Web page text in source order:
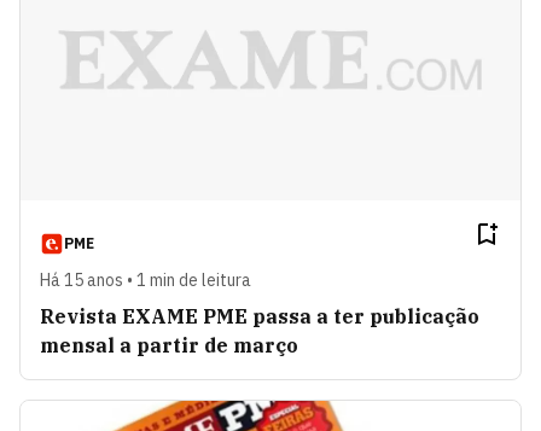
PME
Há 15 anos • 1 min de leitura
Revista EXAME PME passa a ter publicação
mensal a partir de março